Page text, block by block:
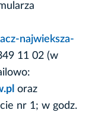
najwieksza-
11 02 (w
oraz
nr 1; w godz.